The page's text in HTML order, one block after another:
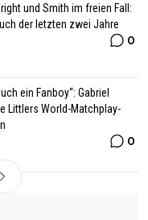
und Smith im freien Fall:
der letzten zwei Jahre
0
ein Fanboy“: Gabriel
Littlers World-Matchplay-
0